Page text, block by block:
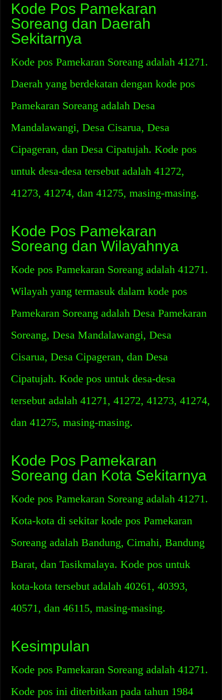
Kode Pos Pamekaran
Soreang dan Daerah
Sekitarnya
Kode pos Pamekaran Soreang adalah 41271.
Daerah yang berdekatan dengan kode pos
Pamekaran Soreang adalah Desa
Mandalawangi, Desa Cisarua, Desa
Cipageran, dan Desa Cipatujah. Kode pos
untuk desa-desa tersebut adalah 41272,
41273, 41274, dan 41275, masing-masing.
Kode Pos Pamekaran
Soreang dan Wilayahnya
Kode pos Pamekaran Soreang adalah 41271.
Wilayah yang termasuk dalam kode pos
Pamekaran Soreang adalah Desa Pamekaran
Soreang, Desa Mandalawangi, Desa
Cisarua, Desa Cipageran, dan Desa
Cipatujah. Kode pos untuk desa-desa
tersebut adalah 41271, 41272, 41273, 41274,
dan 41275, masing-masing.
Kode Pos Pamekaran
Soreang dan Kota Sekitarnya
Kode pos Pamekaran Soreang adalah 41271.
Kota-kota di sekitar kode pos Pamekaran
Soreang adalah Bandung, Cimahi, Bandung
Barat, dan Tasikmalaya. Kode pos untuk
kota-kota tersebut adalah 40261, 40393,
40571, dan 46115, masing-masing.
Kesimpulan
Kode pos Pamekaran Soreang adalah 41271.
Kode pos ini diterbitkan pada tahun 1984